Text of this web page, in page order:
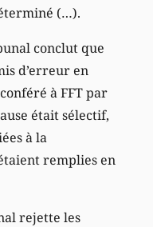
(…).
conclut que
d’erreur en
à FFT par
était sélectif,
à la
remplies en
rejette les